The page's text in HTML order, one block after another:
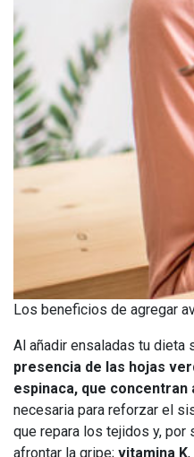
Los beneficios de agregar
Al añadir ensaladas tu dieta
presencia de las hojas
espinaca, que
necesaria para reforzar el
que repara los tejidos y, por
afrontar la gripe; vitamina K